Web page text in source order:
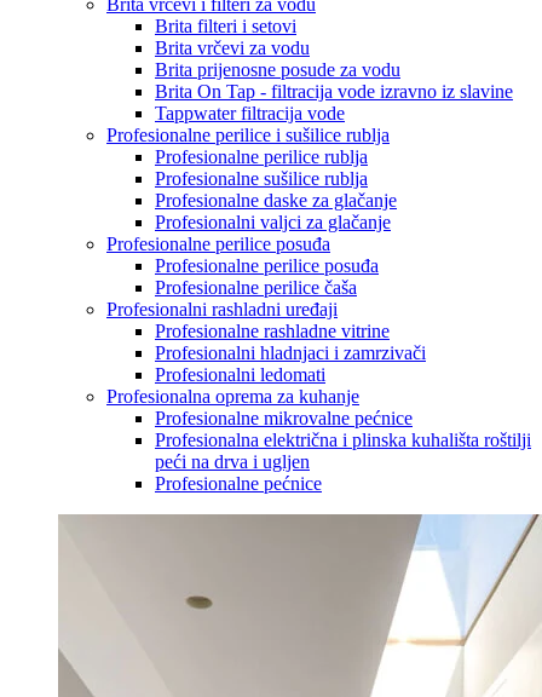
Brita vrčevi i filteri za vodu
Brita filteri i setovi
Brita vrčevi za vodu
Brita prijenosne posude za vodu
Brita On Tap - filtracija vode izravno iz slavine
Tappwater filtracija vode
Profesionalne perilice i sušilice rublja
Profesionalne perilice rublja
Profesionalne sušilice rublja
Profesionalne daske za glačanje
Profesionalni valjci za glačanje
Profesionalne perilice posuđa
Profesionalne perilice posuđa
Profesionalne perilice čaša
Profesionalni rashladni uređaji
Profesionalne rashladne vitrine
Profesionalni hladnjaci i zamrzivači
Profesionalni ledomati
Profesionalna oprema za kuhanje
Profesionalne mikrovalne pećnice
Profesionalna električna i plinska kuhališta roštilji
peći na drva i ugljen
Profesionalne pećnice